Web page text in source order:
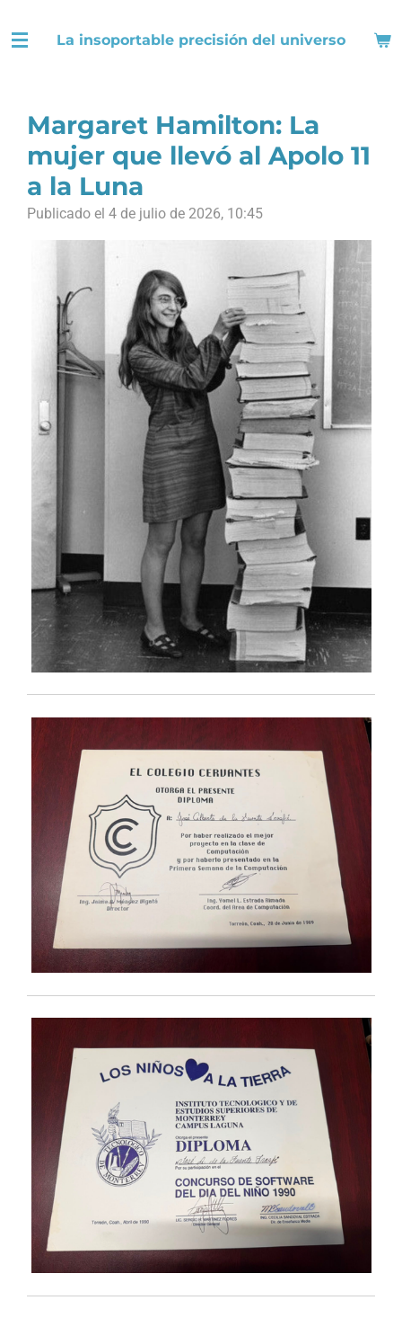
al
La insoportable precisión del universo
Margaret Hamilton: La
mujer que llevó al Apolo 11
a la Luna
Publicado el 4 de julio de 2026, 10:45